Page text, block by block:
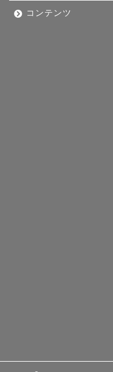
コンテンツ